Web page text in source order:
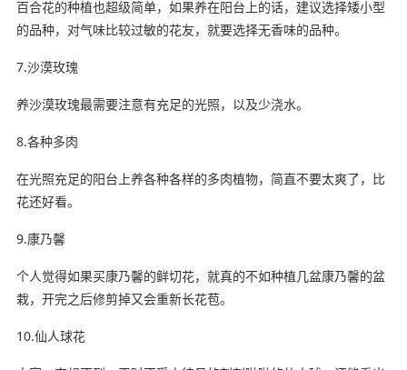
百合花的种植也超级简单，如果养在阳台上的话，建议选择矮小型
的品种，对气味比较过敏的花友，就要选择无香味的品种。
7.沙漠玫瑰
养沙漠玫瑰最需要注意有充足的光照，以及少浇水。
8.各种多肉
在光照充足的阳台上养各种各样的多肉植物，简直不要太爽了，比
花还好看。
9.康乃馨
个人觉得如果买康乃馨的鲜切花，就真的不如种植几盆康乃馨的盆
栽，开完之后修剪掉又会重新长花苞。
10.仙人球花